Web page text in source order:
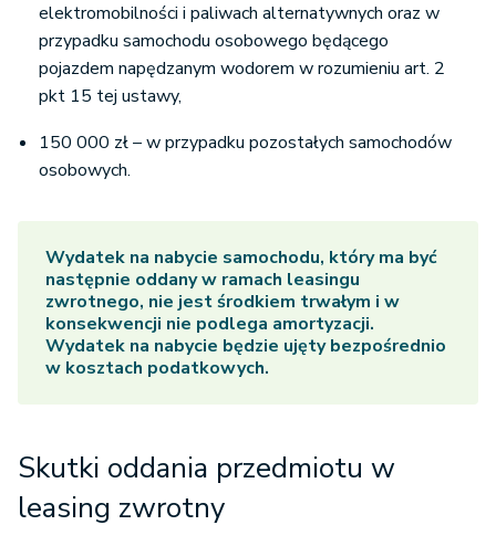
elektromobilności i paliwach alternatywnych oraz w
przypadku samochodu osobowego będącego
pojazdem napędzanym wodorem w rozumieniu art. 2
pkt 15 tej ustawy,
150 000 zł – w przypadku pozostałych samochodów
osobowych.
Wydatek na nabycie samochodu, który ma być
następnie oddany w ramach leasingu
zwrotnego, nie jest środkiem trwałym i w
konsekwencji nie podlega amortyzacji.
Wydatek na nabycie będzie ujęty bezpośrednio
w kosztach podatkowych.
Skutki oddania przedmiotu w
leasing zwrotny